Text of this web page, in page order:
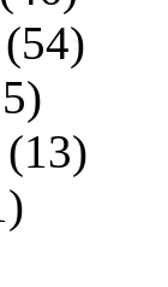
(54)
(13)